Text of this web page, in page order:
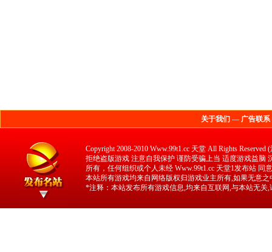
关于我们 — 广告联系
Copyright 2008-2010 Www.99t1.cc 天堂 All Rights
拒绝盗版游戏 注意自我保护 谨防受骗上当 适度游戏益脑
所有，任何组织或个人未经 Www.99t1.cc 天堂1发布站 同
本站所有游戏均来自网络版权归游戏业主所有,如果无意
*注释：本站发布所有游戏信息,均来自互联网,与本站无